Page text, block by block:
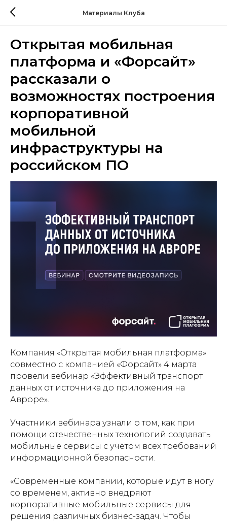
Материалы Клуба
Открытая мобильная
платформа и «Форсайт»
рассказали о
возможностях построения
корпоративной
мобильной
инфраструктуры на
российском ПО
Компания «Открытая мобильная платформа»
совместно с компанией «Форсайт» 4 марта
провели вебинар «Эффективный транспорт
данных от источника до приложения на
Авроре».
Участники вебинара узнали о том, как при
помощи отечественных технологий создавать
мобильные сервисы с учётом всех требований
информационной безопасности.
«Современные компании, которые идут в ногу
со временем, активно внедряют
корпоративные мобильные сервисы для
решения различных бизнес-задач. Чтобы